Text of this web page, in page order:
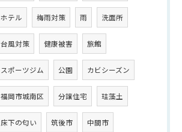
ホテル 梅雨対策 雨 洗面所
台風対策 健康被害 旅館
スポーツジム 公園 カビシーズン
福岡市城南区 分譲住宅 珪藻土
床下の匂い 筑後市 中間市